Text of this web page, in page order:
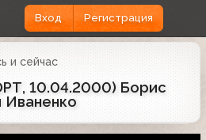
Вход Регистрация
и сейчас
10.04.2000) Борис
Иваненко